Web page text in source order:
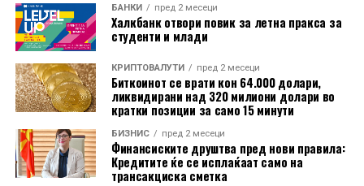
превоз. Финансискиот сектор мора да најде начин да
одговори на тие пазарни очекувања во поглед на
практичноста
Извршниот одбор за операции и технологии во
AikBank.
БАНКИ пред 2 месеци
Халкбанк отвори повик за летна пракса за
студенти и млади
КРИПТОВАЛУТИ пред 2 месеци
Биткоинот се врати кон 64.000 долари,
ликвидирани над 320 милиони долари во
кратки позиции за само 15 минути
БИЗНИС пред 2 месеци
Финансиските друштва пред нови правила:
Кредитите ќе се исплаќаат само на
трансакциска сметка